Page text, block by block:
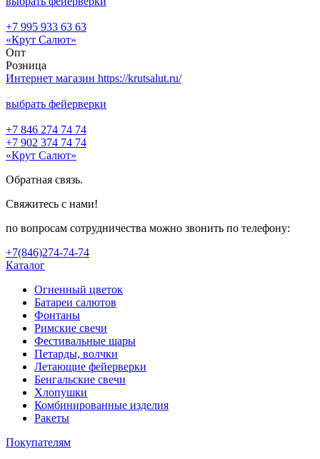
+7 995 933 63 63
«Крут Салют»
Опт
Розница
Интернет магазин https://krutsalut.ru/
выбрать фейерверки
+7 846 274 74 74
+7 902 374 74 74
«Крут Салют»
Обратная связь.
Свяжитесь с нами!
по вопросам сотрудничества можно звонить по телефону:
+7(846)274-74-74
Каталог
Огненный цветок
Батареи салютов
Фонтаны
Римские свечи
Фестивальные шары
Петарды, волчки
Летающие фейерверки
Бенгальские свечи
Хлопушки
Комбинированные изделия
Ракеты
Покупателям